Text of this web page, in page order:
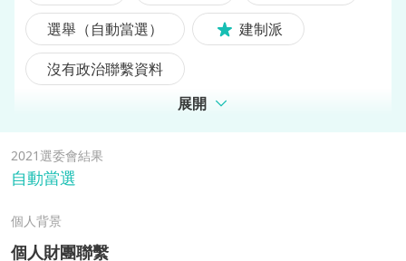
選舉（自動當選）
建制派
沒有政治聯繫資料
展開
2021選委會結果
自動當選
個人背景
個人財團聯繫